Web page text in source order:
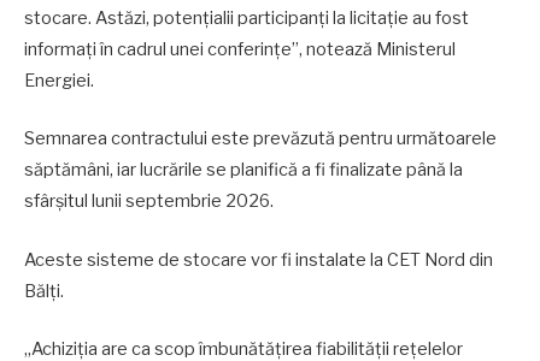
stocare. Astăzi, potențialii participanți la licitație au fost
informați în cadrul unei conferințe”, notează Ministerul
Energiei.
Semnarea contractului este prevăzută pentru următoarele
săptămâni, iar lucrările se planifică a fi finalizate până la
sfârșitul lunii septembrie 2026.
Aceste sisteme de stocare vor fi instalate la CET Nord din
Bălți.
„Achiziția are ca scop îmbunătățirea fiabilității rețelelor